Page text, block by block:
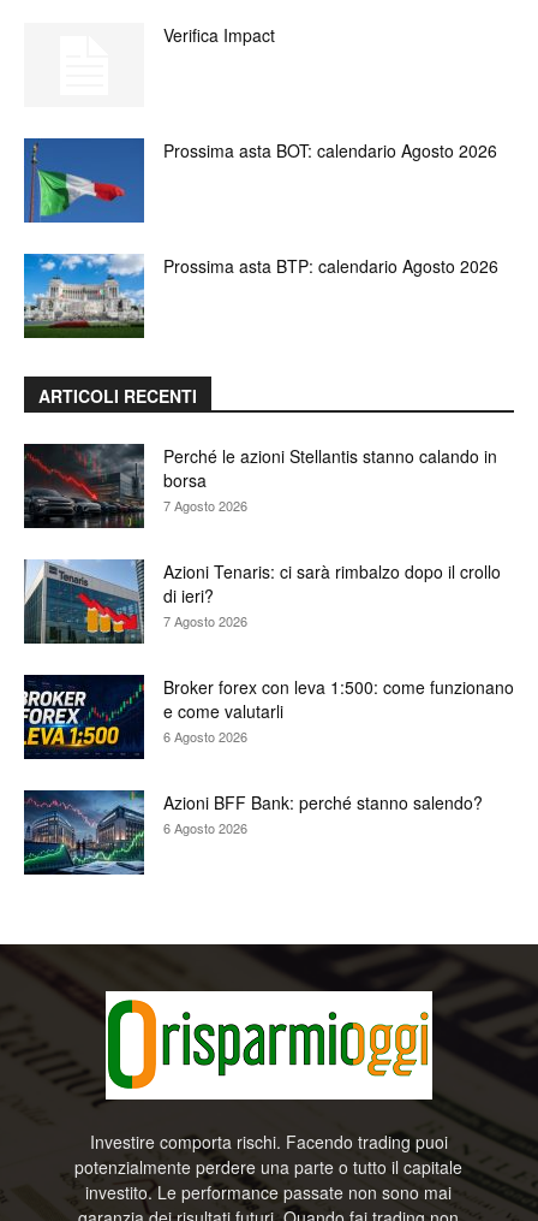
Verifica Impact
Prossima asta BOT: calendario Agosto 2026
Prossima asta BTP: calendario Agosto 2026
ARTICOLI RECENTI
Perché le azioni Stellantis stanno calando in
borsa
7 Agosto 2026
Azioni Tenaris: ci sarà rimbalzo dopo il crollo
di ieri?
7 Agosto 2026
Broker forex con leva 1:500: come funzionano
e come valutarli
6 Agosto 2026
Azioni BFF Bank: perché stanno salendo?
6 Agosto 2026
Investire comporta rischi. Facendo trading puoi
potenzialmente perdere una parte o tutto il capitale
investito. Le performance passate non sono mai